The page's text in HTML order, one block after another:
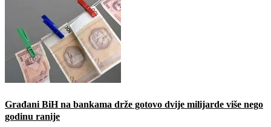
Građani BiH na bankama drže gotovo dvije milijarde više nego
godinu ranije